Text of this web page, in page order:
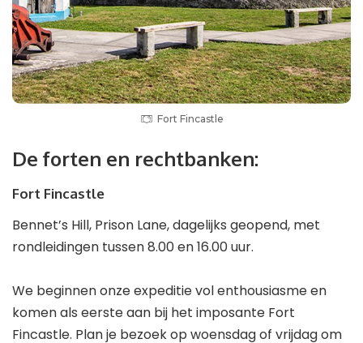
Fort Fincastle
De forten en rechtbanken:
Fort Fincastle
Bennet’s Hill, Prison Lane, dagelijks geopend, met
rondleidingen tussen 8.00 en 16.00 uur.
We beginnen onze expeditie vol enthousiasme en
komen als eerste aan bij het imposante Fort
Fincastle. Plan je bezoek op woensdag of vrijdag om